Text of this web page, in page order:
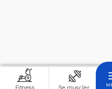
Fitness Se muscler